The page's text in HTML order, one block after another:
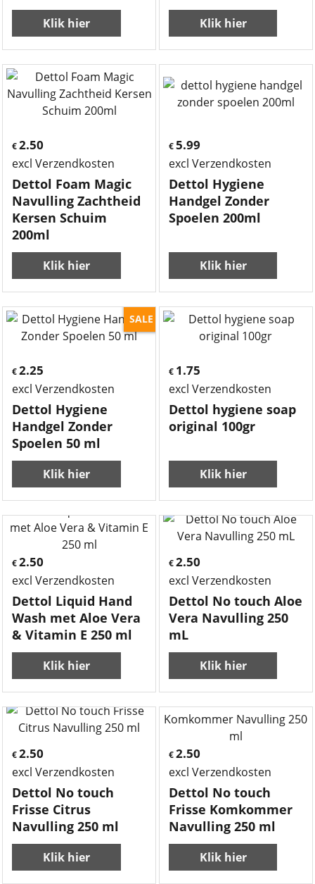
Klik hier Klik hier
€ 2.50
excl Verzendkosten
Dettol Foam Magic
Navulling Zachtheid
Kersen Schuim
200ml
Klik hier
€5.99
excl Verzendkosten
Dettol Hygiene
Handgel Zonder
Spoelen 200ml
Klik hier
SALE
€ 2.25
excl Verzendkosten
Dettol Hygiene
Handgel Zonder
Spoelen 50 ml
Klik hier
€ 1.75
excl Verzendkosten
Dettol hygiene soap
original 100gr
Klik hier
€ 2.50
excl Verzendkosten
Dettol Liquid Hand
Wash met Aloe Vera
& Vitamin E 250 ml
Klik hier
€2.50
excl Verzendkosten
Dettol No touch Aloe
Vera Navulling 250
mL
Klik hier
€ 2.50
excl Verzendkosten
Dettol No touch
Frisse Citrus
Navulling 250 ml
Klik hier
€2.50
excl Verzendkosten
Dettol No touch
Frisse Komkommer
Navulling 250 ml
Klik hier